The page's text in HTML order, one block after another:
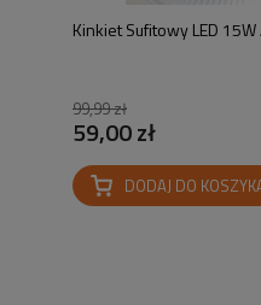
Kinkiet Sufitowy LED
99,99 zł
59,00 zł
DODAJ DO